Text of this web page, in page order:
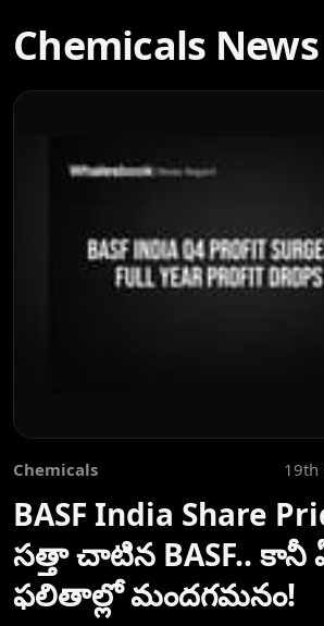
Chemicals News
Chemicals 19th
BASF India Share
సత్తా చాటిన BASF..
ఫలితాల్లో మందగమనం!